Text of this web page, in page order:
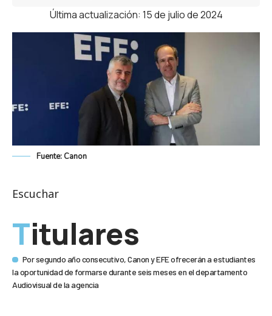
Última actualización: 15 de julio de 2024
Fuente: Canon
Escuchar
Titulares
Por segundo año consecutivo, Canon y EFE ofrecerán a estudiantes
la oportunidad de formarse durante seis meses en el departamento
Audiovisual de la agencia